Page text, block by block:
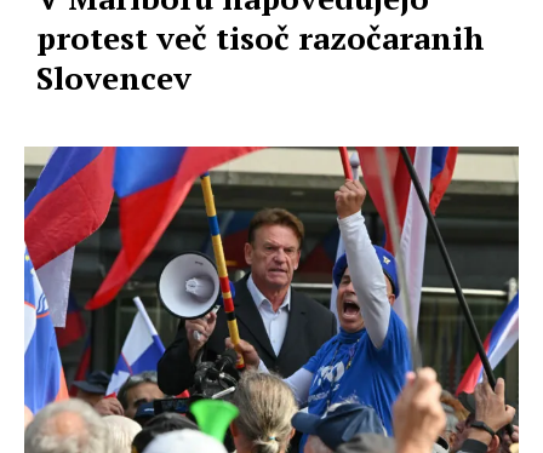
protest več tisoč razočaranih
Slovencev